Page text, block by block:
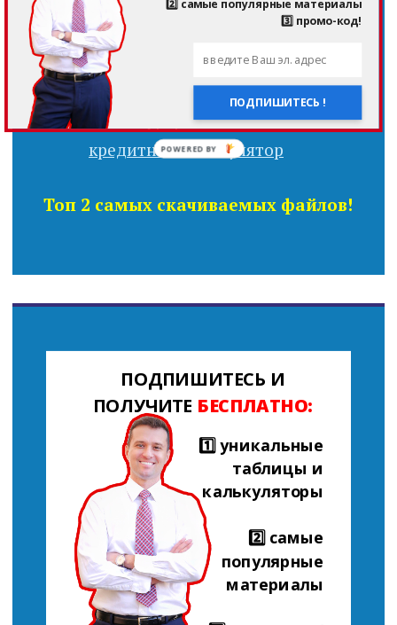
Скачайте Бесплатно: Кредитный
Калькулятор в Excel, который Вам
не покажут банкиры !
Топ 2 самых скачиваемых файлов!
ПОДПИШИТЕСЬ И
ПОЛУЧИТЕ БЕСПЛАТНО:
1️⃣ уникальные
таблицы и
калькуляторы
2️⃣ самые
популярные
материалы
ПОДПИШИТЕСЬ !
2️⃣ самые популярные материалы
3️⃣ промо-код!
POWERED BY